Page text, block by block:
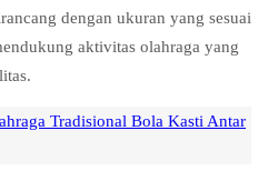
dengan ukuran yang sesuai
aktivitas olahraga yang
Tradisional Bola Kasti Antar